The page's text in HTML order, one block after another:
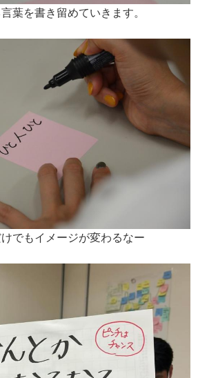
葉を書き留めていきます。
でもイメージが変わるなー